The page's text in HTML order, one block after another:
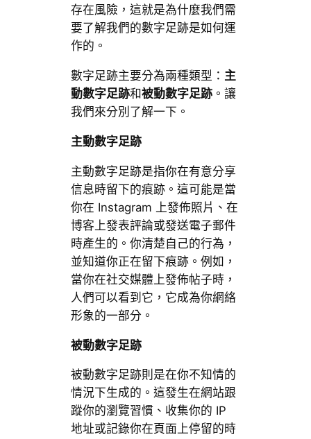
存在風險，這就是為什麼我們需
要了解我們的數字足跡是如何運
作的。
數字足跡主要分為兩種類型： 主
動數字足跡和被動數字足跡。讓
我們來分別了解一下。
主動數字足跡
主動數字足跡是指你在有意分享
信息時留下的痕跡。這可能是當
你在 Instagram 上發佈照片、在
博客上發表評論或發送電子郵件
時產生的。你清楚自己的行為，
並知道你正在留下痕跡。例如，
當你在社交媒體上發佈帖子時，
人們可以看到它，它成為你網絡
形象的一部分。
被動數字足跡
被動數字足跡則是在你不知情的
情況下生成的。這發生在網站跟
蹤你的瀏覽習慣、收集你的 IP
地址或記錄你在頁面上停留的時